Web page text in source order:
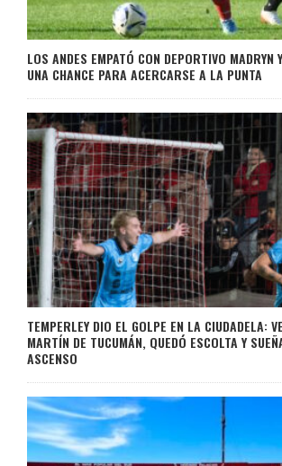
LOS ANDES EMPATÓ CON DEPORTIVO MADRYN
UNA CHANCE PARA ACERCARSE A LA PUNTA
TEMPERLEY DIO EL GOLPE EN LA CIUDADELA:
MARTÍN DE TUCUMÁN, QUEDÓ ESCOLTA Y
ASCENSO